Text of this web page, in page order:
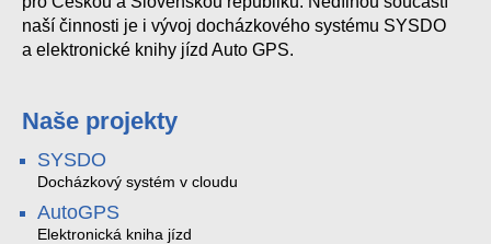
naší činnosti je i vývoj docházkového systému SYSDO
a elektronické knihy jízd Auto GPS.
Naše projekty
SYSDO
Docházkový systém v cloudu
AutoGPS
Elektronická kniha jízd